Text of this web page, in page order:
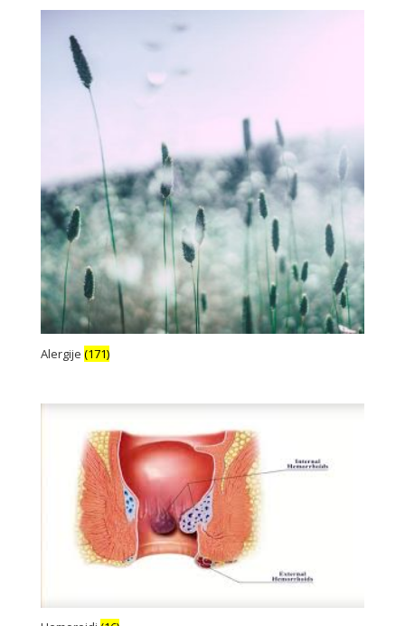
Alergije (171)